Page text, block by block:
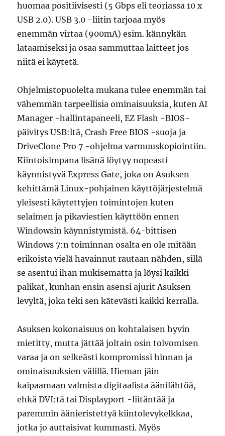
huomaa positiivisesti (5 Gbps eli teoriassa 10 x
USB 2.0). USB 3.0 -liitin tarjoaa myös
enemmän virtaa (900mA) esim. kännykän
lataamiseksi ja osaa sammuttaa laitteet jos
niitä ei käytetä.
Ohjelmistopuolelta mukana tulee enemmän tai
vähemmän tarpeellisia ominaisuuksia, kuten AI
Manager -hallintapaneeli, EZ Flash -BIOS-
päivitys USB:ltä, Crash Free BIOS -suoja ja
DriveClone Pro 7 -ohjelma varmuuskopiointiin.
Kiintoisimpana lisänä löytyy nopeasti
käynnistyvä Express Gate, joka on Asuksen
kehittämä Linux-pohjainen käyttöjärjestelmä
yleisesti käytettyjen toimintojen kuten
selaimen ja pikaviestien käyttöön ennen
Windowsin käynnistymistä. 64-bittisen
Windows 7:n toiminnan osalta en ole mitään
erikoista vielä havainnut rautaan nähden, sillä
se asentui ihan mukisematta ja löysi kaikki
palikat, kunhan ensin asensi ajurit Asuksen
levyltä, joka teki sen kätevästi kaikki kerralla.
Asuksen kokonaisuus on kohtalaisen hyvin
mietitty, mutta jättää joltain osin toivomisen
varaa ja on selkeästi kompromissi hinnan ja
ominaisuuksien välillä. Hieman jäin
kaipaamaan valmista digitaalista äänilähtöä,
ehkä DVI:tä tai Displayport -liitäntää ja
paremmin äänieristettyä kiintolevykelkkaa,
jotka jo auttaisivat kummasti. Myös